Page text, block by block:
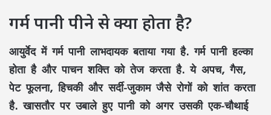
गर्म पानी पीने से क्या होता है?
आयुर्वेद में गर्म पानी लाभदायक बताया गया है. गर्म पानी हल्का
होता है और पाचन शक्ति को तेज करता है. ये अपच, गैस,
पेट फूलना, हिचकी और सर्दी-जुकाम जैसे रोगों को शांत करता
है. खासतौर पर उबाले हुए पानी को अगर उसकी एक-चौथाई